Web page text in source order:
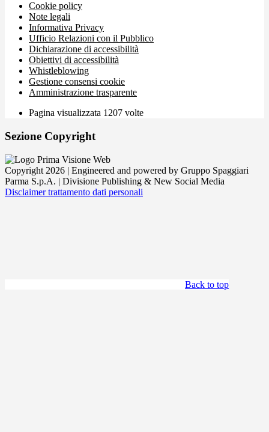
Cookie policy
Note legali
Informativa Privacy
Ufficio Relazioni con il Pubblico
Dichiarazione di accessibilità
Obiettivi di accessibilità
Whistleblowing
Gestione consensi cookie
Amministrazione trasparente
Pagina visualizzata 1207 volte
Sezione Copyright
Copyright 2026 | Engineered and powered by Gruppo Spaggiari
Parma S.p.A. | Divisione Publishing & New Social Media
Disclaimer trattamento dati personali
Back to top